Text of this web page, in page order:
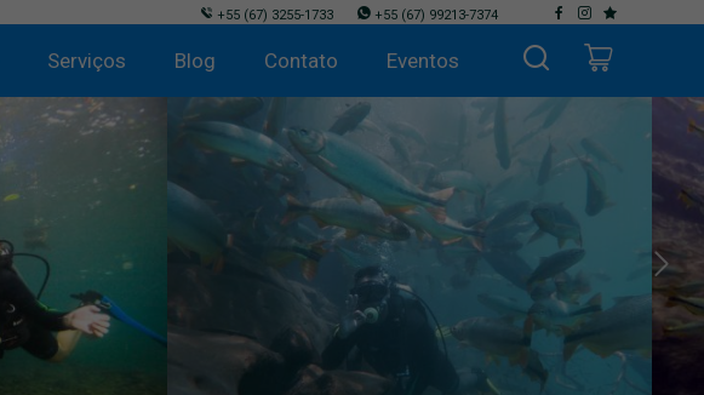
+55(67) 3255-1733 +55(67) 99213-7374
Serviços Blog Contato Eventos